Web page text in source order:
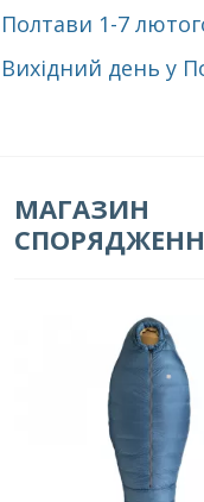
Полтави 1-7
Вихідний день у
МАГАЗИН